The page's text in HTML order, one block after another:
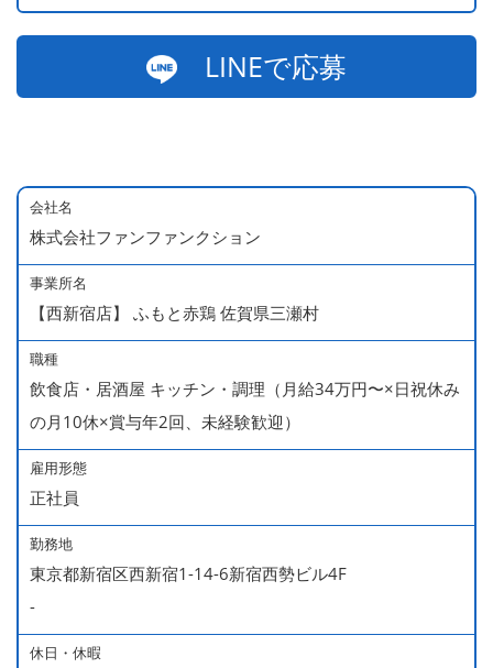
LINEで応募
会社名
株式会社ファンファンクション
事業所名
【西新宿店】 ふもと赤鶏 佐賀県三瀬村
職種
飲食店・居酒屋 キッチン・調理（月給34万円〜×日祝休み
の月10休×賞与年2回、未経験歓迎）
雇用形態
正社員
勤務地
東京都新宿区西新宿1-14-6新宿西勢ビル4F
-
休日・休暇